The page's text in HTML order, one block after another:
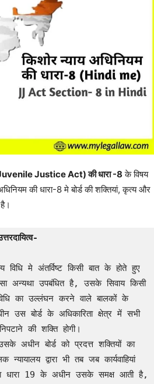
Justice Act) की धारा -8 के विषय
की धारा-8 मे बोर्ड की शक्तियां, कृत्य और
मे अंतर्विष्ट किसी बात के होते हुए
अन्यथा उपबंधित है, उसके सिवाय किसी
का उल्लंघन करने वाले बालकों के
बोर्ड के अधिकारिता क्षेत्र में सभी
की शक्ति होगी।
अधीन बोर्ड को प्रदत्त शक्तियों का
द्वारा भी तब जब कार्यवाहियां
धारा 19 के अधीन उसके समक्ष आती है,